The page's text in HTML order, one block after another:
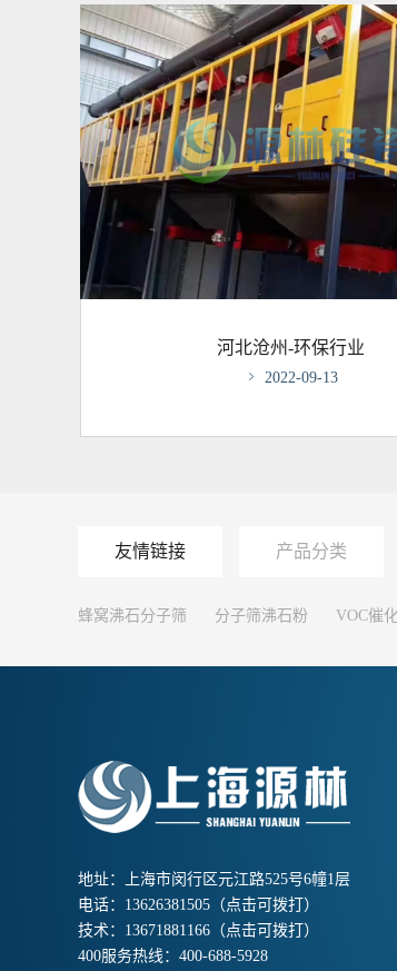
河北沧州-环保行业
 2022-09-13
友情链接 产品分类
蜂窝沸石分子筛 分子筛沸石粉 VOC催
地址：上海市闵行区元江路525号6幢1层
电话： 13626381505 （点击可拨打）
技术： 13671881166 （点击可拨打）
400服务热线： 400-688-5928